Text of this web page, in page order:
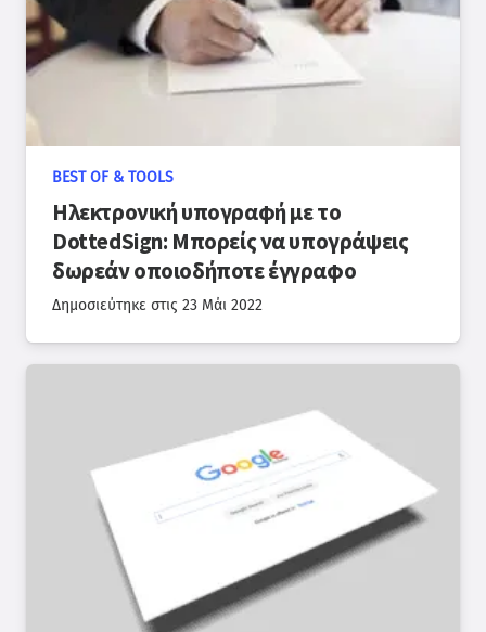
BEST OF & TOOLS
Ηλεκτρονική υπογραφή με το
DottedSign: Μπορείς να υπογράψεις
δωρεάν οποιοδήποτε έγγραφο
Δημοσιεύτηκε στις 23 Μάι 2022